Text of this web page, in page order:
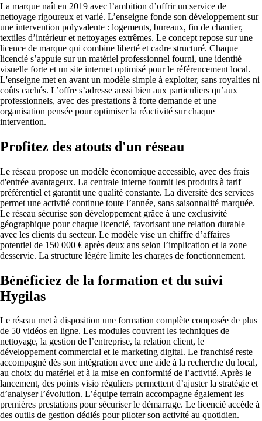
La marque naît en 2019 avec l’ambition d’offrir un service de
nettoyage rigoureux et varié. L’enseigne fonde son développement sur
une intervention polyvalente : logements, bureaux, fin de chantier,
textiles d’intérieur et nettoyages extrêmes. Le concept repose sur une
licence de marque qui combine liberté et cadre structuré. Chaque
licencié s’appuie sur un matériel professionnel fourni, une identité
visuelle forte et un site internet optimisé pour le référencement local.
L'enseigne met en avant un modèle simple à exploiter, sans royalties ni
coûts cachés. L’offre s’adresse aussi bien aux particuliers qu’aux
professionnels, avec des prestations à forte demande et une
organisation pensée pour optimiser la réactivité sur chaque
intervention.
Profitez des atouts d'un réseau
Le réseau propose un modèle économique accessible, avec des frais
d'entrée avantageux. La centrale interne fournit les produits à tarif
préférentiel et garantit une qualité constante. La diversité des services
permet une activité continue toute l’année, sans saisonnalité marquée.
Le réseau sécurise son développement grâce à une exclusivité
géographique pour chaque licencié, favorisant une relation durable
avec les clients du secteur. Le modèle vise un chiffre d’affaires
potentiel de 150 000 € après deux ans selon l’implication et la zone
desservie. La structure légère limite les charges de fonctionnement.
Bénéficiez de la formation et du suivi
Hygilas
Le réseau met à disposition une formation complète composée de plus
de 50 vidéos en ligne. Les modules couvrent les techniques de
nettoyage, la gestion de l’entreprise, la relation client, le
développement commercial et le marketing digital. Le franchisé reste
accompagné dès son intégration avec une aide à la recherche du local,
au choix du matériel et à la mise en conformité de l’activité. Après le
lancement, des points visio réguliers permettent d’ajuster la stratégie et
d’analyser l’évolution. L’équipe terrain accompagne également les
premières prestations pour sécuriser le démarrage. Le licencié accède à
des outils de gestion dédiés pour piloter son activité au quotidien.